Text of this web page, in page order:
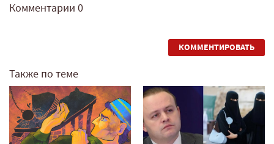
Комментарии 0
КОММЕНТИРОВАТЬ
Также по теме